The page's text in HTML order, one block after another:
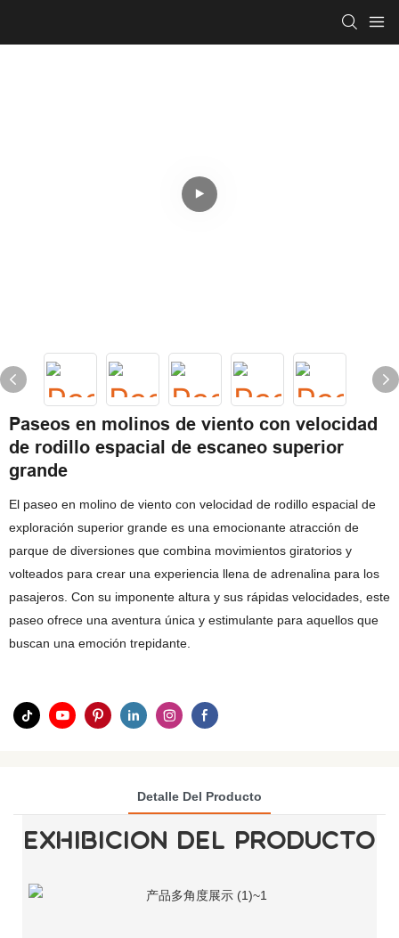
Paseos en molinos de viento con velocidad
de rodillo espacial de escaneo superior
grande
El paseo en molino de viento con velocidad de rodillo espacial de
exploración superior grande es una emocionante atracción de
parque de diversiones que combina movimientos giratorios y
volteados para crear una experiencia llena de adrenalina para los
pasajeros. Con su imponente altura y sus rápidas velocidades, este
paseo ofrece una aventura única y estimulante para aquellos que
buscan una emoción trepidante.
Detalle Del Producto
EXHIBICIÓN DEL PRODUCTO